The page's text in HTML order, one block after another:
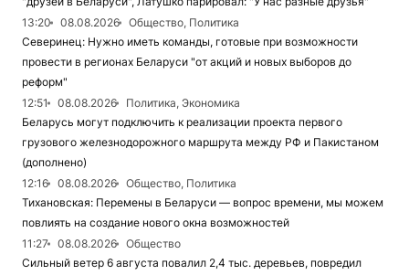
13:20
08.08.2026
Общество, Политика
Северинец: Нужно иметь команды, готовые при возможности
провести в регионах Беларуси "от акций и новых выборов до
реформ"
12:51
08.08.2026
Политика, Экономика
Беларусь могут подключить к реализации проекта первого
грузового железнодорожного маршрута между РФ и Пакистаном
(дополнено)
12:16
08.08.2026
Общество, Политика
Тихановская: Перемены в Беларуси — вопрос времени, мы можем
повлиять на создание нового окна возможностей
11:27
08.08.2026
Общество
Сильный ветер 6 августа повалил 2,4 тыс. деревьев, повредил